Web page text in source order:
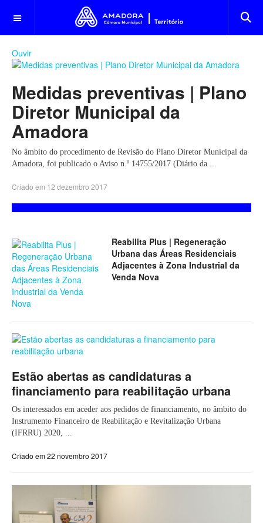
OFF CANVAS
Ouvir
Medidas preventivas | Plano
Diretor Municipal da
Amadora
No âmbito do procedimento de Revisão do Plano Diretor Municipal da
Amadora, foi publicado o Aviso n.º 14755/2017 (Diário da ...
Criado em 12 dezembro 2017
Reabilita Plus | Regeneração
Urbana das Áreas Residenciais
Adjacentes à Zona Industrial da
Venda Nova
Estão abertas as candidaturas a
financiamento para reabilitação urbana
Os interessados em aceder aos pedidos de financiamento, no âmbito do
Instrumento Financeiro de Reabilitação e Revitalização Urbana
(IFRRU) 2020, ...
Criado em 22 novembro 2017